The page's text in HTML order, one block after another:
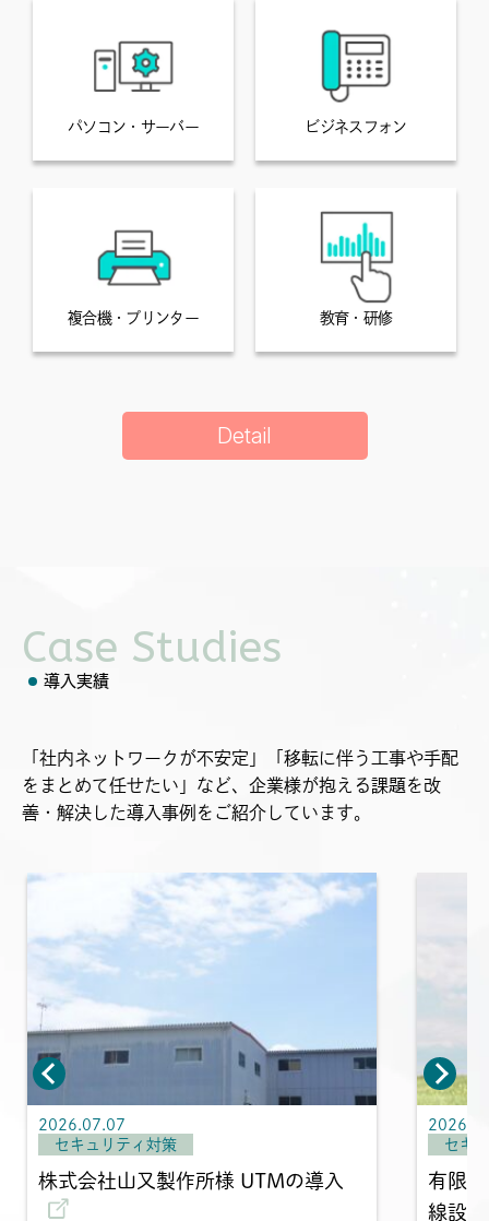
パソコン・サーバー ビジネスフォン
複合機・プリンター 教育・研修
Detail
Case Studies
導入実績
「社内ネットワークが不安定」「移転に伴う工事や手配
をまとめて任せたい」など、企業様が抱える課題を改
善・解決した導入事例をご紹介しています。
2026.07.07
セキュリティ対策
株式会社山又製作所様 UTMの導入
セキ
有限
線設